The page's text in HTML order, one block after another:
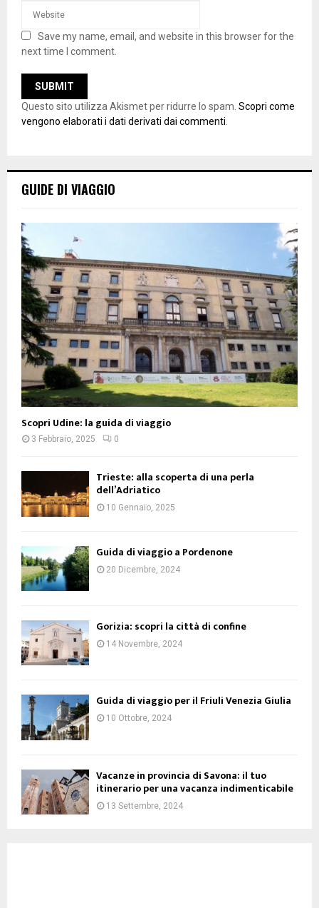
Save my name, email, and website in this browser for the
next time I comment.
Questo sito utilizza Akismet per ridurre lo spam. Scopri come
vengono elaborati i dati derivati dai commenti
GUIDE DI VIAGGIO
Scopri Udine: la guida di viaggio
3 Febbraio, 2025 0
Trieste: alla scoperta di una perla
dell’Adriatico
10 Gennaio, 2025
Guida di viaggio a Pordenone
20 Dicembre, 2024
Gorizia: scopri la città di confine
14 Novembre, 2024
Guida di viaggio per il Friuli Venezia Giulia
10 Ottobre, 2024
Vacanze in provincia di Savona: il tuo
itinerario per una vacanza indimenticabile
13 Settembre, 2024